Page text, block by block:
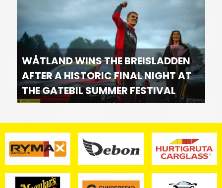
WÅTLAND WINS THE BREISLADDEN
AFTER A HISTORIC FINAL NIGHT AT
THE GATEBIL SUMMER FESTIVAL